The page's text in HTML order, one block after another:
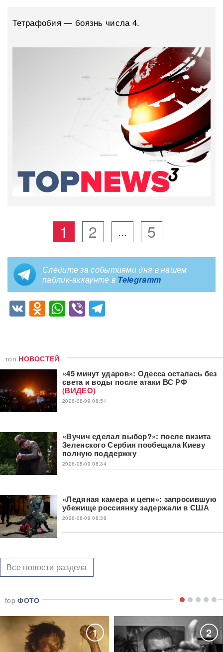
Тетрафобия — боязнь числа 4.
1 2 … 5
Следите за событиями дня в нашем
паблик-аккаунте в Telegramm
VKOdnoklassniki
WhatsApp
Viber
топ НОВОСТЕЙ
«45 минут ударов»: Одесса осталась без
света и воды после атаки ВС РФ
(ВИДЕО)
2026-08-09 08:51
«Вучич сделал выбор?»: после визита
Зеленского Сербия пообещала Киеву
полную поддержку
2026-08-09 08:34
«Ледяная камера и цепи»: запросившую
убежище россиянку задержали в США
2026-08-09 08:38
Все новости раздела
topФОТО
1 2